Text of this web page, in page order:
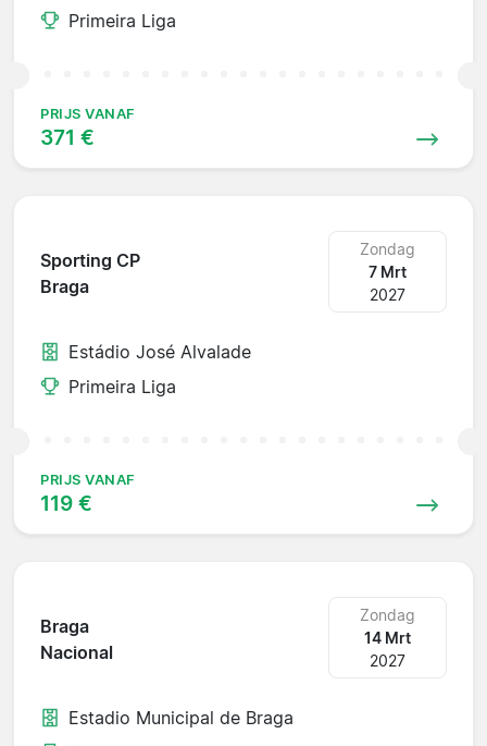
Primeira Liga
PRIJS VANAF
371 €
Sporting CP
Braga
Zondag
7 Mrt
2027
Estádio José Alvalade
Primeira Liga
PRIJS VANAF
119 €
Braga
Nacional
Zondag
14 Mrt
2027
Estadio Municipal de Braga